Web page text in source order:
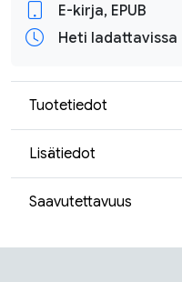
E-kirja, EPUB
Heti ladattavissa
Tuotetiedot
Lisätiedot
Saavutettavuus